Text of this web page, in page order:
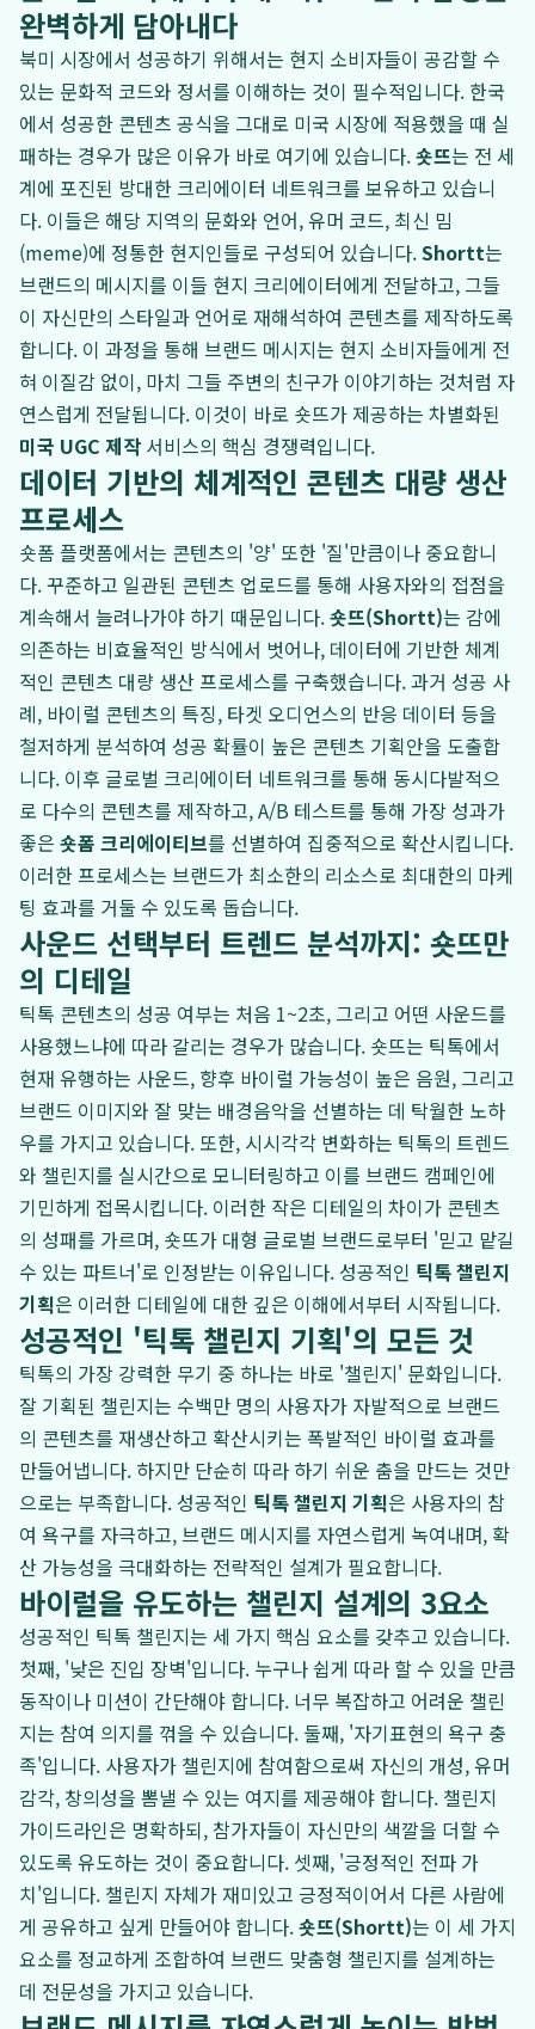
완벽하게 담아내다
북미 시장에서 성공하기 위해서는 현지 소비자들이 공감할 수
있는 문화적 코드와 정서를 이해하는 것이 필수적입니다. 한국
에서 성공한 콘텐츠 공식을 그대로 미국 시장에 적용했을 때 실
패하는 경우가 많은 이유가 바로 여기에 있습니다.숏뜨는 전 세
계에 포진된 방대한 크리에이터 네트워크를 보유하고 있습니
다. 이들은 해당 지역의 문화와 언어, 유머 코드, 최신 밈
(meme)에 정통한 현지인들로 구성되어 있습니다.Shortt는
브랜드의 메시지를 이들 현지 크리에이터에게 전달하고, 그들
이 자신만의 스타일과 언어로 재해석하여 콘텐츠를 제작하도록
합니다. 이 과정을 통해 브랜드 메시지는 현지 소비자들에게 전
혀 이질감 없이, 마치 그들 주변의 친구가 이야기하는 것처럼 자
연스럽게 전달됩니다. 이것이 바로 숏뜨가 제공하는 차별화된
미국 UGC 제작 서비스의 핵심 경쟁력입니다.
데이터 기반의 체계적인 콘텐츠 대량 생산
프로세스
숏폼 플랫폼에서는 콘텐츠의 '양' 또한 '질'만큼이나 중요합니
다. 꾸준하고 일관된 콘텐츠 업로드를 통해 사용자와의 접점을
계속해서 늘려나가야 하기 때문입니다.숏뜨(Shortt)는 감에
의존하는 비효율적인 방식에서 벗어나, 데이터에 기반한 체계
적인 콘텐츠 대량 생산 프로세스를 구축했습니다. 과거 성공 사
례, 바이럴 콘텐츠의 특징, 타겟 오디언스의 반응 데이터 등을
철저하게 분석하여 성공 확률이 높은 콘텐츠 기획안을 도출합
니다. 이후 글로벌 크리에이터 네트워크를 통해 동시다발적으
로 다수의 콘텐츠를 제작하고, A/B 테스트를 통해 가장 성과가
좋은 숏폼 크리에이티브를 선별하여 집중적으로 확산시킵니다.
이러한 프로세스는 브랜드가 최소한의 리소스로 최대한의 마케
팅 효과를 거둘 수 있도록 돕습니다.
사운드 선택부터 트렌드 분석까지: 숏뜨만
의 디테일
틱톡 콘텐츠의 성공 여부는 처음 1~2초, 그리고 어떤 사운드를
사용했느냐에 따라 갈리는 경우가 많습니다. 숏뜨는 틱톡에서
현재 유행하는 사운드, 향후 바이럴 가능성이 높은 음원, 그리고
브랜드 이미지와 잘 맞는 배경음악을 선별하는 데 탁월한 노하
우를 가지고 있습니다. 또한, 시시각각 변화하는 틱톡의 트렌드
와 챌린지를 실시간으로 모니터링하고 이를 브랜드 캠페인에
기민하게 접목시킵니다. 이러한 작은 디테일의 차이가 콘텐츠
의 성패를 가르며, 숏뜨가 대형 글로벌 브랜드로부터 '믿고 맡길
수 있는 파트너'로 인정받는 이유입니다. 성공적인 틱톡 챌린지
기획은 이러한 디테일에 대한 깊은 이해에서부터 시작됩니다.
성공적인 '틱톡 챌린지 기획'의 모든 것
틱톡의 가장 강력한 무기 중 하나는 바로 '챌린지' 문화입니다.
잘 기획된 챌린지는 수백만 명의 사용자가 자발적으로 브랜드
의 콘텐츠를 재생산하고 확산시키는 폭발적인 바이럴 효과를
만들어냅니다. 하지만 단순히 따라 하기 쉬운 춤을 만드는 것만
으로는 부족합니다. 성공적인 틱톡 챌린지 기획은 사용자의 참
여 욕구를 자극하고, 브랜드 메시지를 자연스럽게 녹여내며, 확
산 가능성을 극대화하는 전략적인 설계가 필요합니다.
바이럴을 유도하는 챌린지 설계의 3요소
성공적인 틱톡 챌린지는 세 가지 핵심 요소를 갖추고 있습니다.
첫째, '낮은 진입 장벽'입니다. 누구나 쉽게 따라 할 수 있을 만큼
동작이나 미션이 간단해야 합니다. 너무 복잡하고 어려운 챌린
지는 참여 의지를 꺾을 수 있습니다. 둘째, '자기표현의 욕구 충
족'입니다. 사용자가 챌린지에 참여함으로써 자신의 개성, 유머
감각, 창의성을 뽐낼 수 있는 여지를 제공해야 합니다. 챌린지
가이드라인은 명확하되, 참가자들이 자신만의 색깔을 더할 수
있도록 유도하는 것이 중요합니다. 셋째, '긍정적인 전파 가
치'입니다. 챌린지 자체가 재미있고 긍정적이어서 다른 사람에
게 공유하고 싶게 만들어야 합니다.숏뜨(Shortt)는 이 세 가지
요소를 정교하게 조합하여 브랜드 맞춤형 챌린지를 설계하는
데 전문성을 가지고 있습니다.